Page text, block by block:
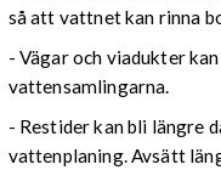
så att vattnet kan rinna
- Vägar och viadukter
vattensamlingarna.
- Restider kan bli längre
vattenplaning. Avsätt